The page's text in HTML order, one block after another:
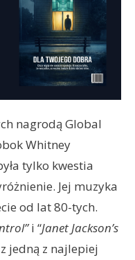
nagrodą Global
Whitney
tylko kwestia
Jej muzyka
od lat 80-tych.
i “Janet Jackson’s
jedną z najlepiej